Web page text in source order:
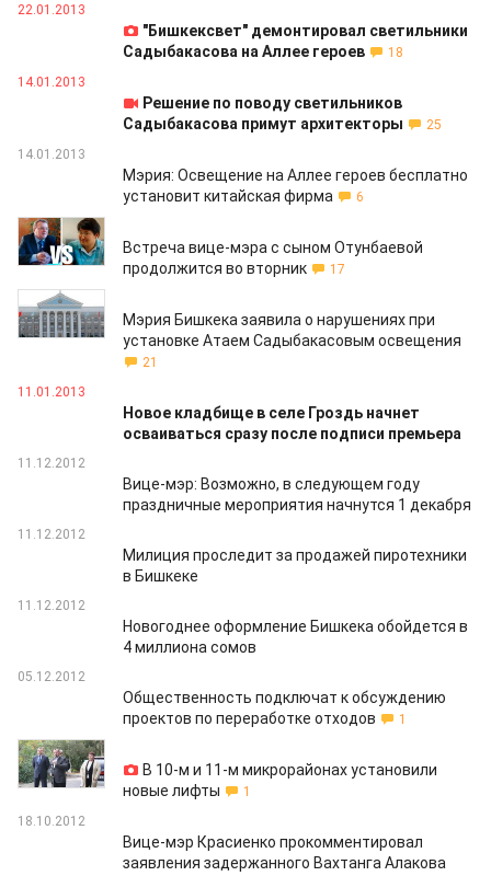
22.01.2013
"Бишкексвет" демонтировал светильники
Садыбакасова на Аллее героев
18
14.01.2013
Решение по поводу светильников
Садыбакасова примут архитекторы
25
14.01.2013
Мэрия: Освещение на Аллее героев бесплатно
установит китайская фирма
6
12.01.2013
Встреча вице-мэра с сыном Отунбаевой
продолжится во вторник
17
12.01.2013
Мэрия Бишкека заявила о нарушениях при
установке Атаем Садыбакасовым освещения
21
11.01.2013
Новое кладбище в селе Гроздь начнет
осваиваться сразу после подписи премьера
11.12.2012
Вице-мэр: Возможно, в следующем году
праздничные мероприятия начнутся 1 декабря
11.12.2012
Милиция проследит за продажей пиротехники
в Бишкеке
11.12.2012
Новогоднее оформление Бишкека обойдется в
4 миллиона сомов
05.12.2012
Общественность подключат к обсуждению
проектов по переработке отходов
1
24.10.2012
В 10-м и 11-м микрорайонах установили
новые лифты
1
18.10.2012
Вице-мэр Красиенко прокомментировал
заявления задержанного Вахтанга Алакова